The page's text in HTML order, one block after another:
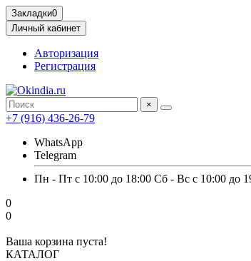
Закладки0
Личный кабинет
Авторизация
Регистрация
×
+7 (916) 436-26-79
WhatsApp
Telegram
Пн - Пт с 10:00 до 18:00 Сб - Вс с 10:00 до
0
0
Ваша корзина пуста!
КАТАЛОГ